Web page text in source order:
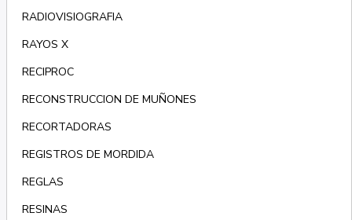
RADIOVISIOGRAFIA
RAYOS X
RECIPROC
RECONSTRUCCION DE MUÑONES
RECORTADORAS
REGISTROS DE MORDIDA
REGLAS
RESINAS